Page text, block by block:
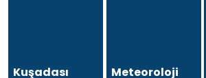
Kuşadası
Meteoroloji